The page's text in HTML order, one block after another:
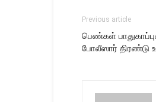
Previous article
பெண்கள்
போலீஸார் திரண்டு